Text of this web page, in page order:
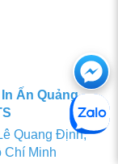
Ấn Quảng
Quang Định,
Chí Minh
với